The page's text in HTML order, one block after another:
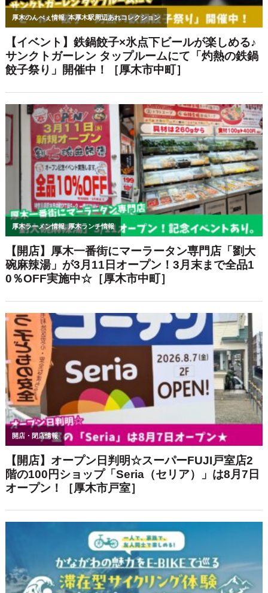
BQ×フラダンスショーを満喫♡「Urban
Aloha Night」へ潜入してみた！［厚木
市中町］
【厚木らぼ特典あり☆】濃厚な味噌の
旨みがクセになる…！「蔵味噌ラーメ
ン 晴っぴ 厚木店」で人気ラーメンを食
べてきた！［厚木市旭町］
【クリニック併設で安心♪】本厚木駅か
らすぐ！TRUNKビル3階「血管外科ク
リニック本厚木」内の「VSC美容外科
センター」で美容体験★
人気記事週間ランキング